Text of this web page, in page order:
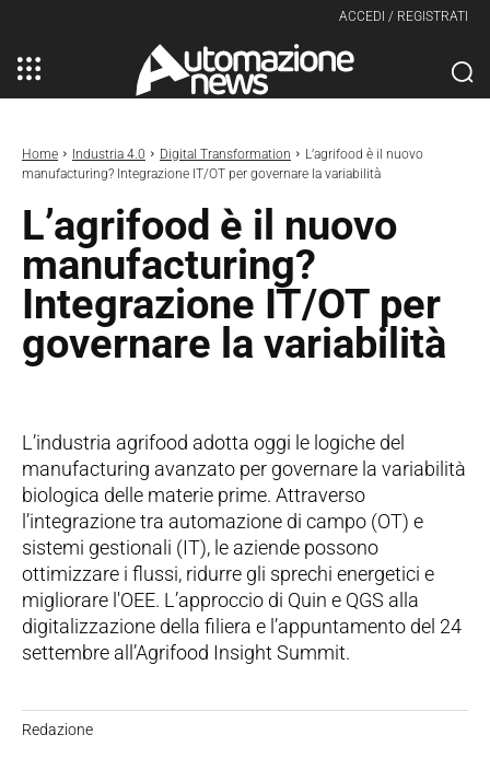
ACCEDI / REGISTRATI
Home Industria 4.0 Digital Transformation
L’agrifood è il nuovo
manufacturing? Integrazione IT/OT per governare la variabilità
L’agrifood è il nuovo
manufacturing?
Integrazione IT/OT per
governare la variabilità
L’industria agrifood adotta oggi le logiche del
manufacturing avanzato per governare la variabilità
biologica delle materie prime. Attraverso
l’integrazione tra automazione di campo (OT) e
sistemi gestionali (IT), le aziende possono
ottimizzare i flussi, ridurre gli sprechi energetici e
migliorare l'OEE. L’approccio di Quin e QGS alla
digitalizzazione della filiera e l’appuntamento del 24
settembre all’Agrifood Insight Summit.
Redazione